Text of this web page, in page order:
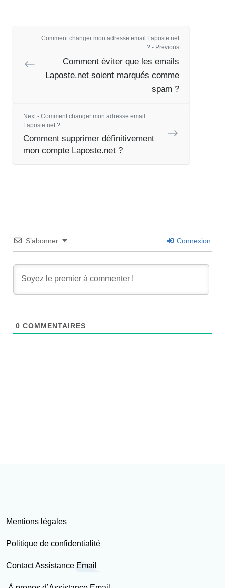
Comment changer mon adresse email Laposte.net
? - Previous
Comment éviter que les emails
Laposte.net soient marqués comme
spam ?
Next - Comment changer mon adresse email
Laposte.net ?
Comment supprimer définitivement
mon compte Laposte.net ?
S’abonner Connexion
0 COMMENTAIRES
Mentions légales
Politique de confidentialité
Contact Assistance Email